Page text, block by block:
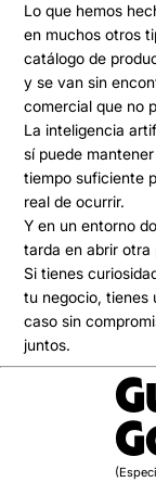
Lo que hemos
en muchos otros
catálogo de
y se van sin
comercial que no
La inteligencia
sí puede
tiempo suficiente
real de ocurrir.
Y en un entorno
tarda en abrir otra
Si tienes
tu negocio, tienes
caso sin
juntos.